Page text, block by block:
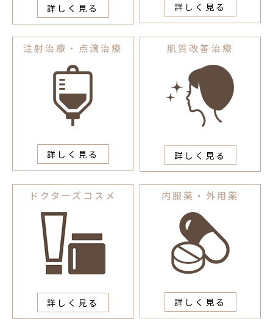
詳しく見る 詳しく見る
注射治療・点滴治療
詳しく見る
肌質改善治療
詳しく見る
ドクターズコスメ
詳しく見る
内服薬・外用薬
詳しく見る